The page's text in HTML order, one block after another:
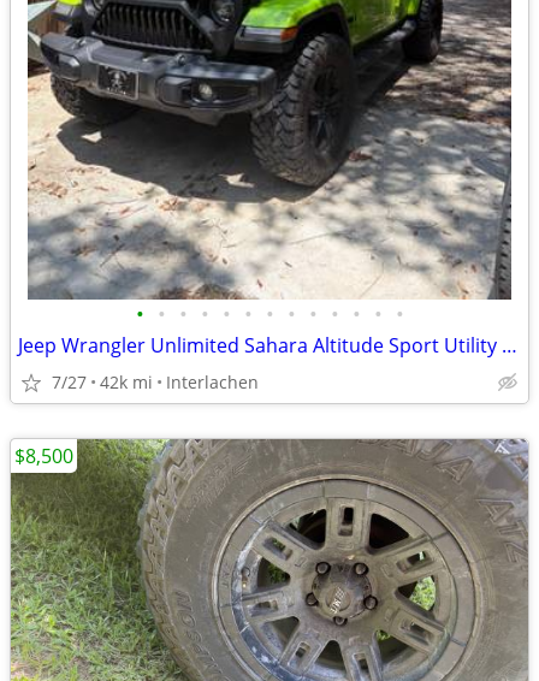
• • • • • • • • • • • • •
Jeep Wrangler Unlimited Sahara Altitude Sport Utility 4D
7/27 42k mi Interlachen
$8,500